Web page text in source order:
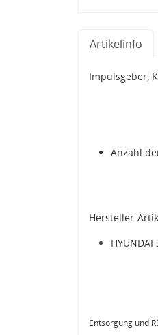
Artikelinfo
Impulsgeber,
Anzahl
Hersteller-
HYUNDAI
Entsorgung und